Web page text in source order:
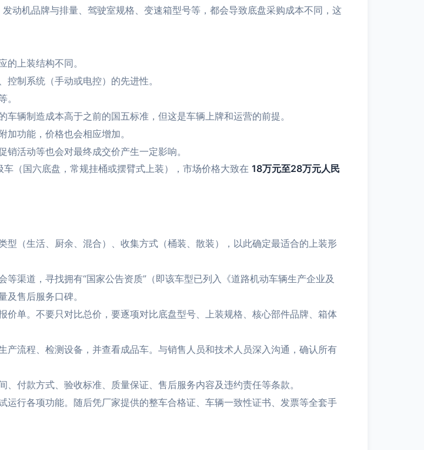
动机品牌与排量、驾驶室规格、变速箱型号等，都会导致底盘采购成本不同，这
的上装结构不同。
制系统（手动或电控）的先进性。
。
车辆制造成本高于之前的国五标准，但这是车辆上牌和运营的前提。
加功能，价格也会相应增加。
活动等也会对最终成交价产生一定影响。
（国六底盘，常规挂桶或摆臂式上装），市场价格大致在 18万元至28万元人民
型（生活、厨余、混合）、收集方式（桶装、散装），以此确定最适合的上装形
等渠道，寻找拥有“国家公告资质”（即该车型已列入《道路机动车辆生产企业及
售后服务口碑。
价单。不要只对比总价，要逐项对比底盘型号、上装规格、核心部件品牌、箱体
产流程、检测设备，并查看成品车。与销售人员和技术人员深入沟通，确认所有
付款方式、验收标准、质量保证、售后服务内容及违约责任等条款。
运行各项功能。随后凭厂家提供的整车合格证、车辆一致性证书、发票等全套手